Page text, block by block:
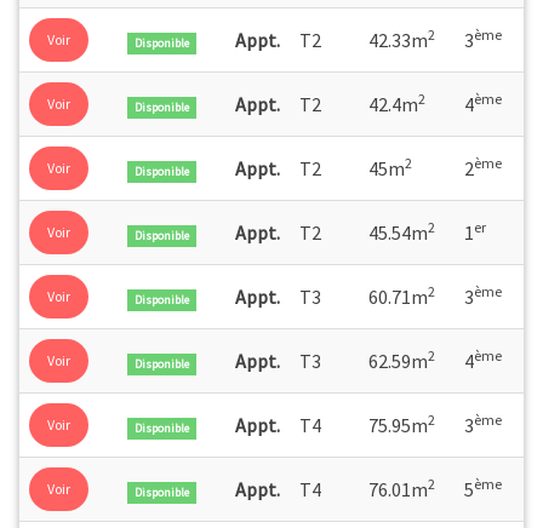
Voir Disponible Appt. T2 42.33m2 3ème
Voir Disponible Appt. T2 42.4m2 4ème
Voir Disponible Appt. T2 45m2 2ème
Voir Disponible Appt. T2 45.54m2 1 er
Voir Disponible Appt. T3 60.71m2 3ème
Voir Disponible Appt. T3 62.59m2 4ème
Voir Disponible Appt. T4 75.95m2 3ème
Voir Disponible Appt. T4 76.01m2 5ème